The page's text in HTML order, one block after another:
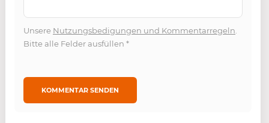
Unsere Nutzungsbedigungen und Kommentarregeln
Bitte alle Felder ausfüllen *